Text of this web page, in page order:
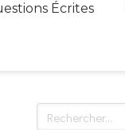
Écrites
Rechercher